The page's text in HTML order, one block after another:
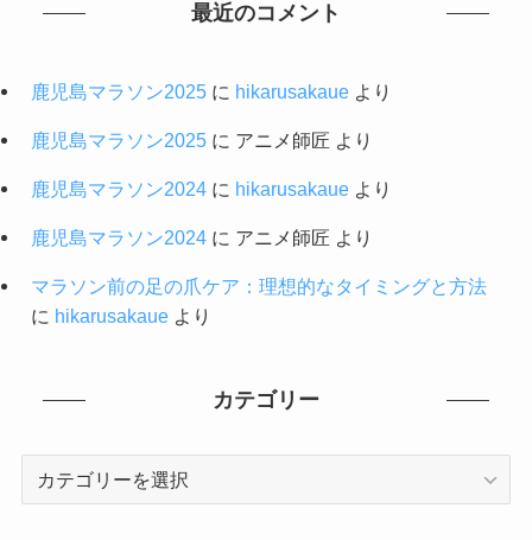
最近のコメント
鹿児島マラソン2025に hikarusakaueより
鹿児島マラソン2025に アニメ師匠 より
鹿児島マラソン2024に hikarusakaueより
鹿児島マラソン2024に アニメ師匠 より
マラソン前の足の爪ケア：理想的なタイミングと方法
に hikarusakaueより
カテゴリー